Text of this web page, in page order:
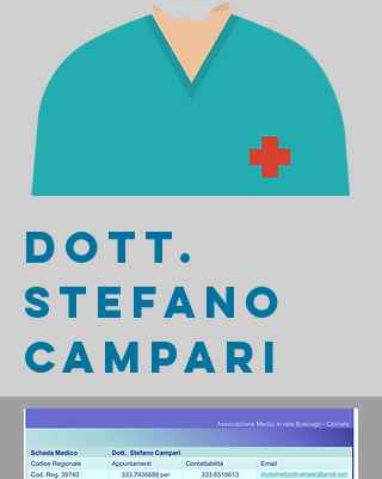
Dott.
STEFANO
CAMPARI